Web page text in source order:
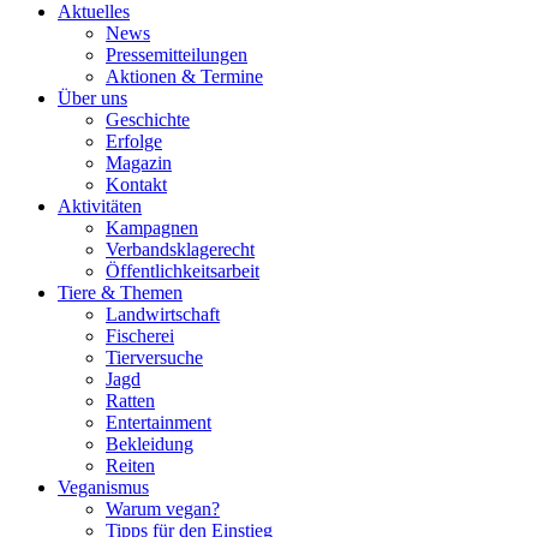
Aktuelles
News
Pressemitteilungen
Aktionen & Termine
Über uns
Geschichte
Erfolge
Magazin
Kontakt
Aktivitäten
Kampagnen
Verbandsklagerecht
Öffentlichkeitsarbeit
Tiere & Themen
Landwirtschaft
Fischerei
Tierversuche
Jagd
Ratten
Entertainment
Bekleidung
Reiten
Veganismus
Warum vegan?
Tipps für den Einstieg